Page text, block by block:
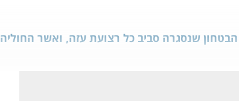
את רצועת הבטחון שנסגרה סביב כל רצועת עזה, ואשר החוליה